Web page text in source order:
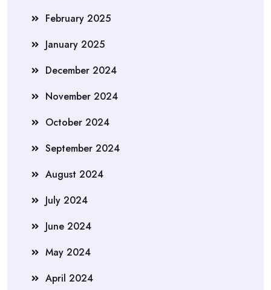
February 2025
January 2025
December 2024
November 2024
October 2024
September 2024
August 2024
July 2024
June 2024
May 2024
April 2024